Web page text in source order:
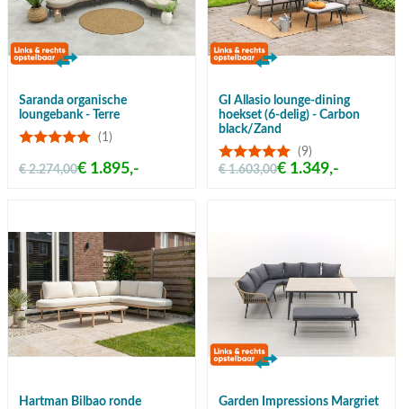
Saranda organische
loungebank - Terre
(1)
€ 2.274,00€ 1.895,-
GI Allasio lounge-dining
hoekset (6-delig) - Carbon
black/Zand
(9)
€ 1.603,00€ 1.349,-
Hartman Bilbao ronde
Garden Impressions Margriet